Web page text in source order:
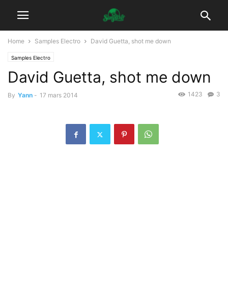
Home Samples Electro David Guetta, shot me down
Samples Electro
David Guetta, shot me down
By Yann - 17 mars 2014 3
1423